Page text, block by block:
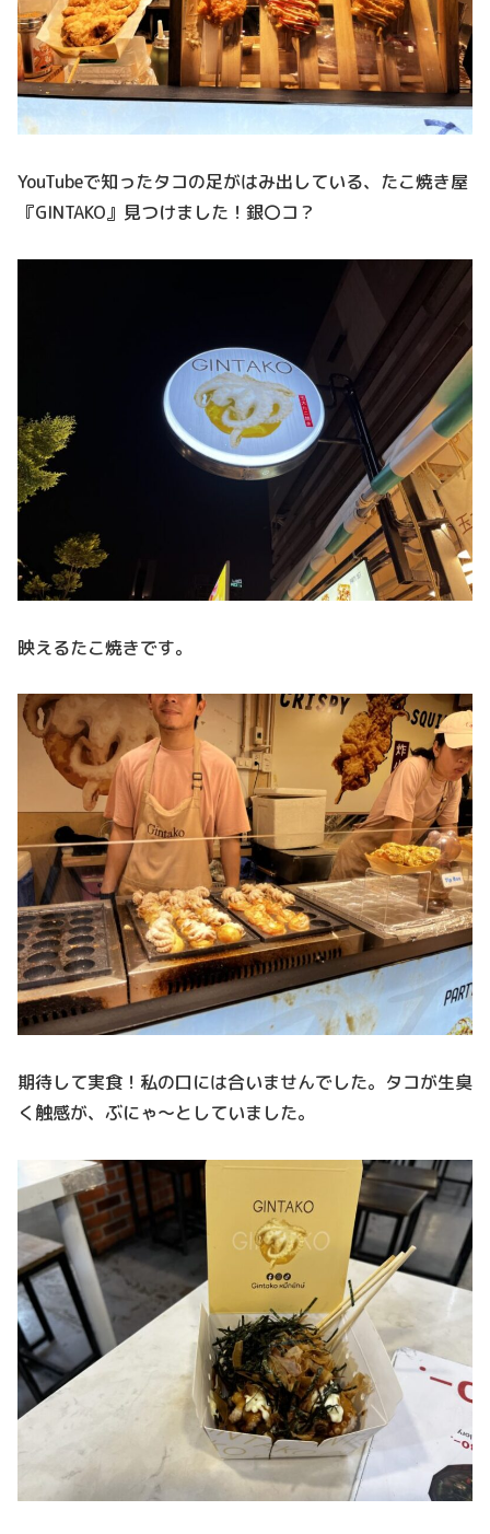
YouTubeで知ったタコの足がはみ出している、たこ焼き屋
『GINTAKO』見つけました！銀〇コ？
映えるたこ焼きです。
期待して実食！私の口には合いませんでした。タコが生臭
く触感が、ぶにゃ～としていました。